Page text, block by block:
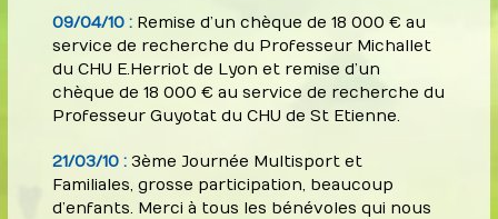
09/04/10 : Remise d’un chèque de 18 000 € au
service de recherche du Professeur Michallet
du CHU E.Herriot de Lyon et remise d’un
chèque de 18 000 € au service de recherche du
Professeur Guyotat du CHU de St Etienne.
21/03/10 : 3ème Journée Multisport et
Familiales, grosse participation, beaucoup
d’enfants. Merci à tous les bénévoles qui nous